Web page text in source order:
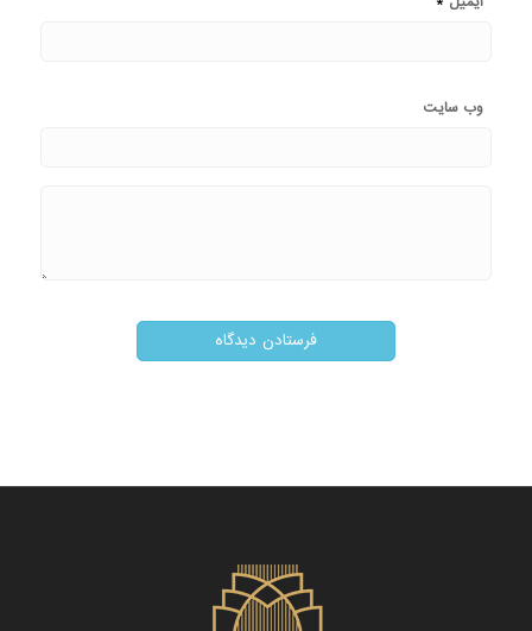
وب‌ سایت